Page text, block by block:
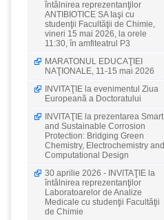
întâlnirea reprezentanţilor
ANTIBIOTICE SA Iaşi cu
studenţii Facultăţii de Chimie,
vineri 15 mai 2026, la orele
11:30, în amfiteatrul P3
MARATONUL EDUCAŢIEI
NAŢIONALE, 11-15 mai 2026
INVITAŢIE la evenimentul Ziua
Europeană a Doctoratului
INVITAŢIE la prezentarea Smart
and Sustainable Corrosion
Protection: Bridging Green
Chemistry, Electrochemistry and
Computational Design
30 aprilie 2026 - INVITAŢIE la
întâlnirea reprezentanţilor
Laboratoarelor de Analize
Medicale cu studenţii Facultăţii
de Chimie